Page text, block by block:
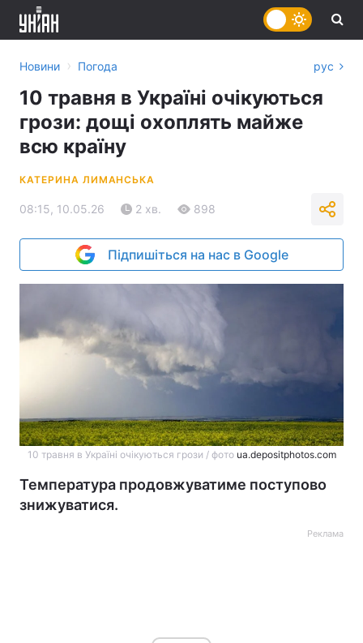
Новини › Погода рус
10 травня в Україні очікуються
грози: дощі охоплять майже
всю країну
КАТЕРИНА ЛИМАНСЬКА
08:15, 10.05.26 2 хв. 898
Підпишіться на нас в Google
10 травня в Україні очікуються грози / фото ua.depositphotos.com
Температура продовжуватиме поступово
знижуватися.
Реклама